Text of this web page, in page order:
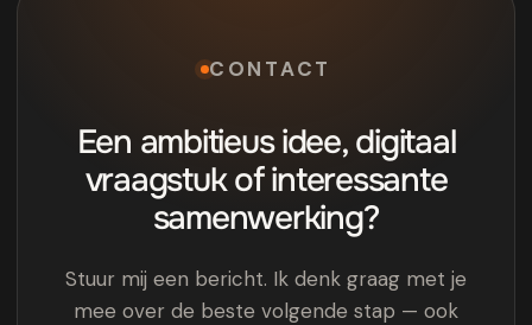
CONTACT
Een ambitieus idee, digitaal
vraagstuk of interessante
samenwerking?
Stuur mij een bericht. Ik denk graag met je
mee over de beste volgende stap — ook